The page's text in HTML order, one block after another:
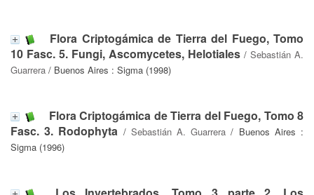
Flora Criptogámica de Tierra del Fuego, Tomo
10 Fasc. 5. Fungi, Ascomycetes, Helotiales / Sebastián A.
Guarrera / Buenos Aires : Sigma (1998)
Flora Criptogámica de Tierra del Fuego, Tomo 8
Fasc. 3. Rodophyta / Sebastián A. Guarrera / Buenos Aires :
Sigma (1996)